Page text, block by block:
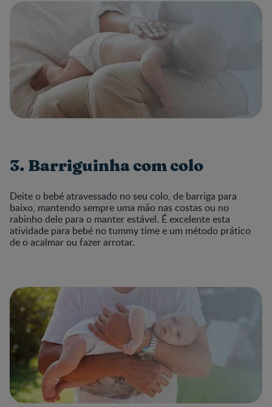
3. Barriguinha com colo
Deite o bebé atravessado no seu colo, de barriga para
baixo, mantendo sempre uma mão nas costas ou no
rabinho dele para o manter estável. É excelente esta
atividade para bebé no tummy time e um método prático
de o acalmar ou fazer arrotar.